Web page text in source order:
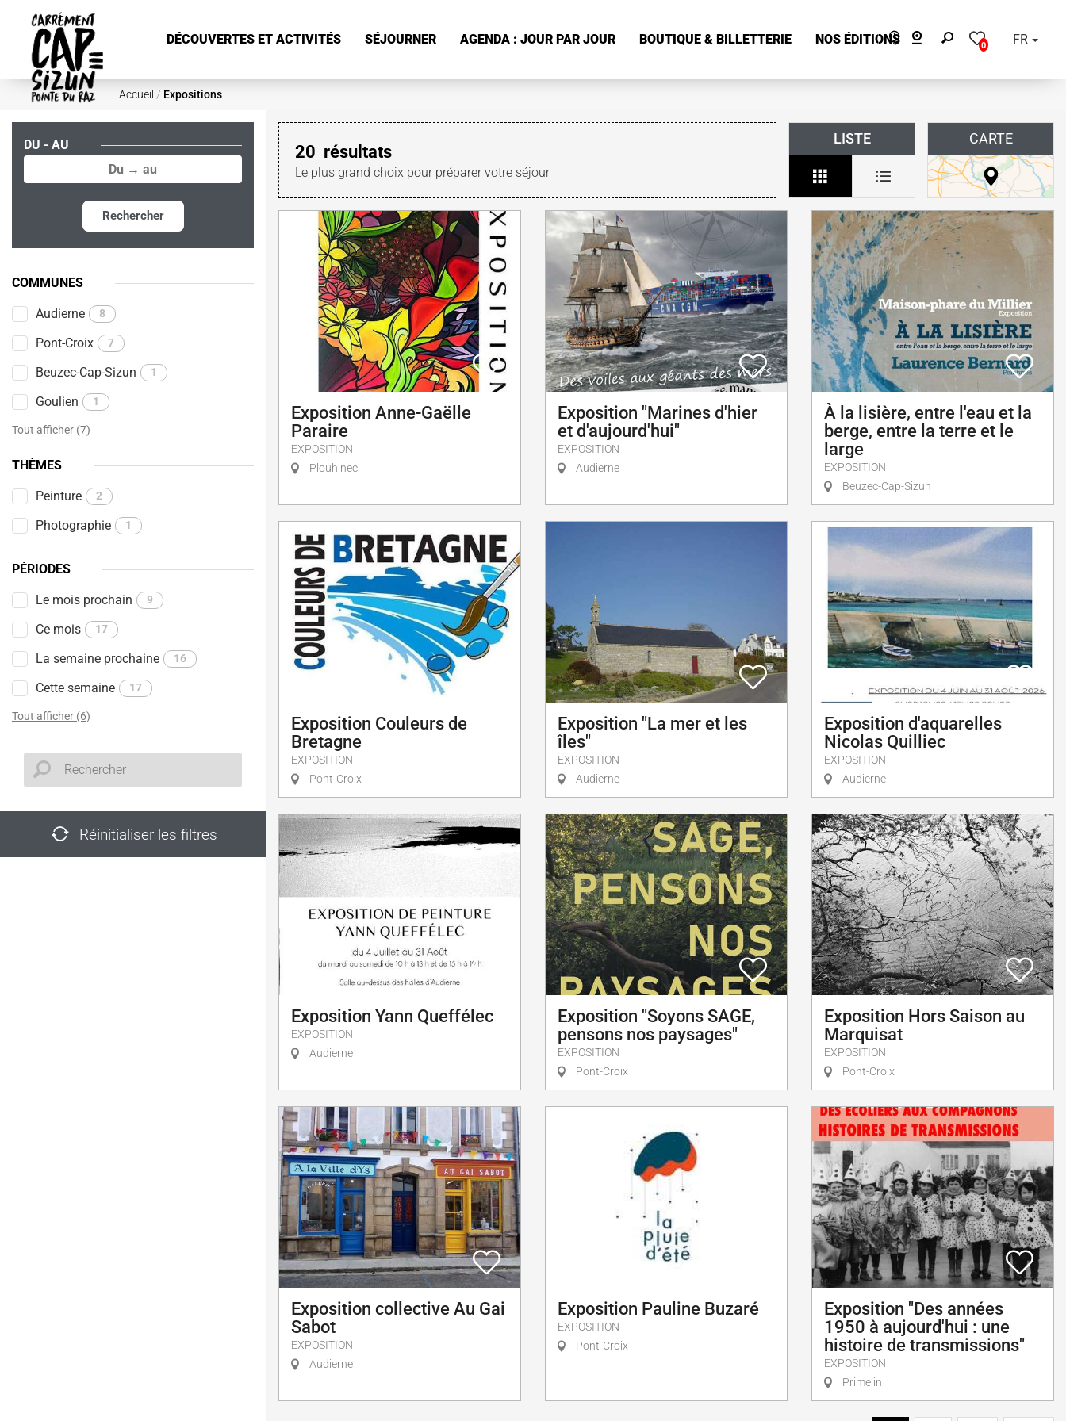
Aller au contenu principal
0 FR
DÉCOUVERTES ET ACTIVITÉS SÉJOURNER AGENDA : JOUR PAR JOUR BOUTIQUE & BILLETTERIE NOS ÉDITIONS
Accueil / Expositions
DU - AU
Rechercher
COMMUNES
Audierne 8
Pont-Croix 7
Beuzec-Cap-Sizun 1
Goulien 1
Tout afficher (7)
THÈMES
Peinture 2
Photographie 1
PÉRIODES
Le mois prochain 9
Ce mois 17
La semaine prochaine 16
Cette semaine 17
Tout afficher (6)
Réinitialiser les filtres
20 résultats
Le plus grand choix pour préparer votre séjour
LISTE CARTE
Exposition Anne-Gaëlle
Paraire
EXPOSITION
Plouhinec
Exposition "Marines d'hier
et d'aujourd'hui"
EXPOSITION
Audierne
À la lisière, entre l'eau et la
berge, entre la terre et le
large
EXPOSITION
Beuzec-Cap-Sizun
Exposition Couleurs de
Bretagne
EXPOSITION
Pont-Croix
Exposition "La mer et les
îles"
EXPOSITION
Audierne
Exposition d'aquarelles
Nicolas Quilliec
EXPOSITION
Audierne
Exposition Yann Queffélec
EXPOSITION
Audierne
Exposition "Soyons SAGE,
pensons nos paysages"
EXPOSITION
Pont-Croix
Exposition Hors Saison au
Marquisat
EXPOSITION
Pont-Croix
Exposition collective Au Gai
Sabot
EXPOSITION
Audierne
Exposition Pauline Buzaré
EXPOSITION
Pont-Croix
Exposition "Des années
1950 à aujourd'hui : une
histoire de transmissions"
EXPOSITION
Primelin